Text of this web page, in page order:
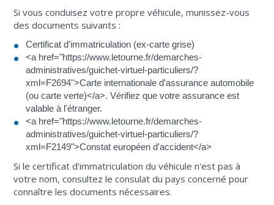
Si vous conduisez votre propre véhicule, munissez-vous
des documents suivants :
Certificat d'immatriculation (ex-carte grise)
<a href="https://www.letourne.fr/demarches-
administratives/guichet-virtuel-particuliers/?
xml=F2694">Carte internationale d'assurance automobile
(ou carte verte)</a>. Vérifiez que votre assurance est
valable à l'étranger.
<a href="https://www.letourne.fr/demarches-
administratives/guichet-virtuel-particuliers/?
xml=F2149">Constat européen d'accident</a>
Si le certificat d'immatriculation du véhicule n'est pas à
votre nom, consultez le consulat du pays concerné pour
connaître les documents nécessaires.